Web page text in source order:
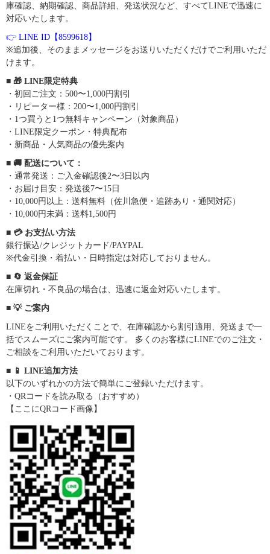
庫確認、納期確認、商品詳細、発送状況など、すべてLINEで迅速に
対応いたします。
👉 LINE ID【8599618】
※追加後、そのままメッセージをお送りいただくだけでご利用いただ
けます。
■ 🎁 LINE限定特典
・初回ご注文：500〜1,000円割引
・リピーター様：200〜1,000円割引
・1つ買うと1つ無料キャンペーン（対象商品）
・LINE限定クーポン・特典配布
・新商品・人気商品の優先案内
■ 🚚 配送について：
・通常発送：ご入金確認後2〜3日以内
・お届け目安：発送後7〜15日
・10,000円以上：送料無料（佐川急便・追跡あり・通関対応）
・10,000円未満：送料1,500円
■ 💳 お支払い方法
銀行振込/クレジットカード/PAYPAL
※代金引換・着払い・日時指定は対応しておりません。
■ 🔄 返金保証
在庫切れ・不良品の場合は、迅速に返金対応いたします。
■ 💡 ご案内
LINEをご利用いただくことで、在庫確認から割引適用、発送まで一
括でスムーズにご案内可能です。 多くのお客様にLINEでのご注文・
ご相談をご利用いただいております。
■ 📱 LINE追加方法
以下のいずれかの方法で簡単にご登録いただけます。
・QRコードを読み取る（おすすめ）
【ここにQRコード画像】